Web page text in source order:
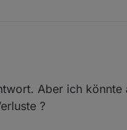
String 1 und 2
Aber ich
?